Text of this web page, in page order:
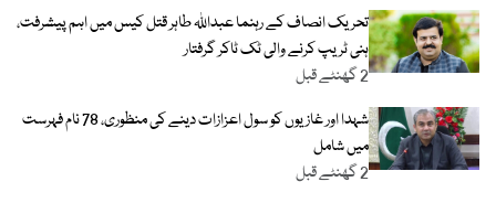
تحریک انصاف کے رہنما عبداللہ طاہر قتل کیس میں اہم پیشرفت،
ہنی ٹریپ کرنے والی ٹک ٹاکر گرفتار
2 گھنٹے قبل
شہدا اور غازیوں کو سول اعزازات دینے کی منظوری، 78 نام فہرست
میں شامل
2 گھنٹے قبل